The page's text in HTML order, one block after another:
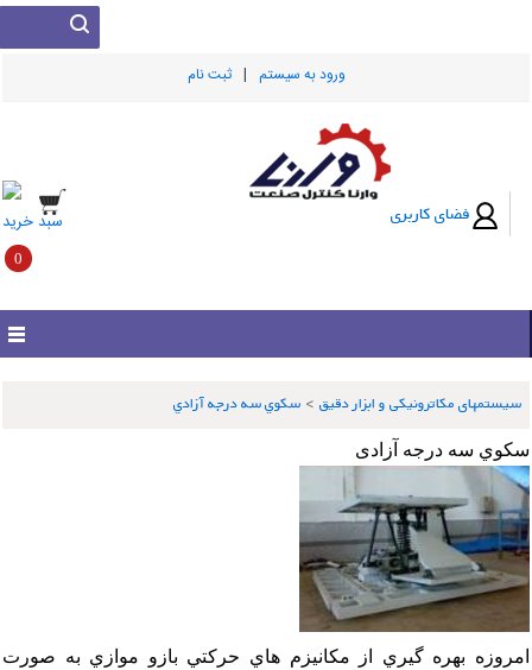
ورود به سيستم| ثبت نام
فضای کاربری سبد خرید
0
سیستمهای مکاترونیکی و ابزار دقیق> سكوي سه درجه آزادي
سكوي سه درجه آزادی
امروزه بهره گيري از مكانيزم هاي حركتي بازو موازي به صورت